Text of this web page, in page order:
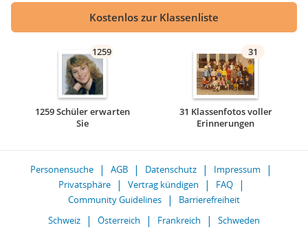
Kostenlos zur Klassenliste
1259
1259 Schüler erwarten
Sie
31
31 Klassenfotos voller
Erinnerungen
Personensuche AGB Datenschutz
Impressum
Privatsphäre
Vertrag kündigen
FAQ
Community Guidelines
Barrierefreiheit
Schweiz
Österreich Frankreich Schweden